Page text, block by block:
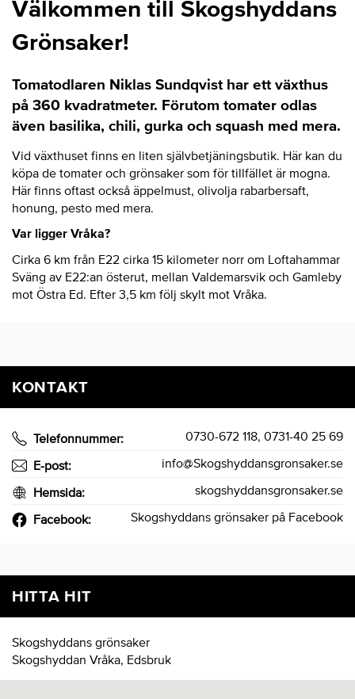
Välkommen till Skogshyddans
Grönsaker!
Tomatodlaren Niklas Sundqvist har ett växthus
på 360 kvadratmeter. Förutom tomater odlas
även basilika, chili, gurka och squash med mera.
Vid växthuset finns en liten självbetjäningsbutik. Här kan du
köpa de tomater och grönsaker som för tillfället är mogna.
Här finns oftast också äppelmust, olivolja rabarbersaft,
honung, pesto med mera.
Var ligger Vråka?
Cirka 6 km från E22 cirka 15 kilometer norr om Loftahammar
Sväng av E22:an österut, mellan Valdemarsvik och Gamleby
mot Östra Ed. Efter 3,5 km följ skylt mot Vråka.
KONTAKT
Telefonnummer: 0730-672 118, 0731-40 25 69
E-post: info@Skogshyddansgronsaker.se
Hemsida: skogshyddansgronsaker.se
Facebook: Skogshyddans grönsaker på Facebook
HITTA HIT
Skogshyddans grönsaker
Skogshyddan Vråka, Edsbruk